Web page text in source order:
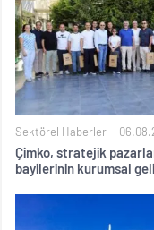
Sektörel Haberler
Çimko, stratejik
bayilerinin kurumsal